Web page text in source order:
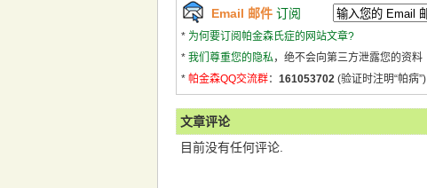
Email 邮件 订阅
* 为何要订阅帕金森氏症的网站文章?
* 我们尊重您的隐私，绝不会向第三方泄露您的资料
* 帕金森QQ交流群： 161053702 (验证时注明“帕病”)
文章评论
目前没有任何评论.